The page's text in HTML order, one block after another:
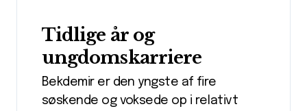
Tidlige år og
ungdomskarriere
Bekdemir er den yngste af fire
søskende og voksede op i relativt